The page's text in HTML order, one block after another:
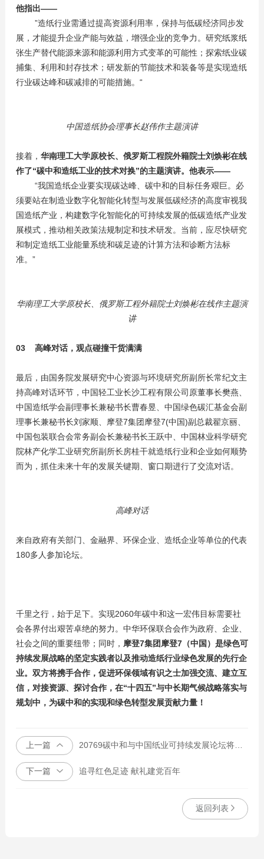
他指出——
”造纸行业需通过提高资源利用率，保持与低碳经济同步发
展，才能提升企业产能与效益，增强企业的竞争力。研究纸浆纸
张生产替代能源来源和能源利用方式变革的可能性；探索纸业碳
捕集、利用和封存技术；研发新的节能技术和装备等是实现造纸
行业碳达峰和碳减排的可能措施。“
中国造纸协会理事长赵伟作主题演讲
接着， 华南理工大学原校长、俄罗斯工程院外籍院士刘焕彬在线
作了“碳中和造纸工业的技术对换”的主题演讲。他表示——
“我国造纸企业要实现碳达峰、碳中和的目标任务艰巨。必
须要站在制造业数字化智能化转型与发展低碳经济的高度审视我
国造纸产业，构建数字化智能化的可持续发展的低碳造纸产业发
展模式，推动相关政策法规制定和技术研发。当前，应尽快研究
和制定造纸工业能量系统和碳足迹的计算方法和诊断方法标
准。”
华南理工大学原校长、俄罗斯工程外籍院士刘焕彬在线作主题演
讲
03 高峰对话，观点碰撞干货满满
最后，由国务院发展研究中心资源与环境研究所副所长常纪文主
持高峰对话环节，中国轻工业长沙工程有限公司原董事长樊燕、
中国造纸学会副理事长兼秘书长曹春昱、中国绿色碳汇基金会副
理事长兼秘书长刘家顺、摩登7集团摩登7(中国)副总裁翟京丽、
中国包装联合会常务副会长兼秘书长王跃中、中国林业科学研究
院林产化学工业研究所副所长房桂干就造纸行业和企业如何顺势
而为，抓住未来十年的发展关键期、窗口期进行了交流对话。
高峰对话
来自政府有关部门、金融界、环保企业、造纸企业等单位的代表
180多人参加论坛。
千里之行，始于足下。实现2060年碳中和这一宏伟目标需要社
会各界付出艰苦卓绝的努力。中华环保联合会作为政府、企业、
社会之间的重要纽带；同时， 摩登7集团摩登7（中国）是绿色可
持续发展战略的坚定实践者以及推动造纸行业绿色发展的先行企
业。双方将携手合作，促进环保领域有识之士加强交流、建立互
信，对接资源、探讨合作，在“十四五”与中长期气候战略落实与
规划中，为碳中和的实现和绿色转型发展贡献力量！
上一篇 20769碳中和与中国纸业可持续发展论坛将于6月11日在北京召开
下一篇 追寻红色足迹 献礼建党百年
返回列表